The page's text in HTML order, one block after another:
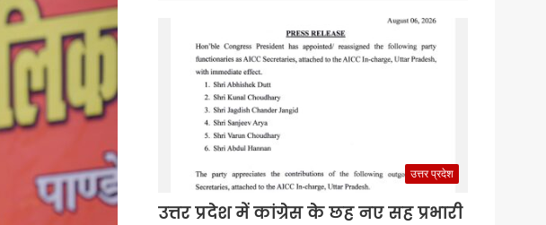
उत्तर प्रदेश
उत्तर प्रदेश में कांग्रेस के छह नए सह प्रभारी